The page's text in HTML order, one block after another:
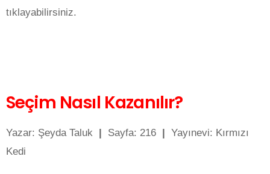
tıklayabilirsiniz.
Seçim Nasıl Kazanılır?
Yazar: Şeyda Taluk | Sayfa: 216 | Yayınevi: Kırmızı
Kedi